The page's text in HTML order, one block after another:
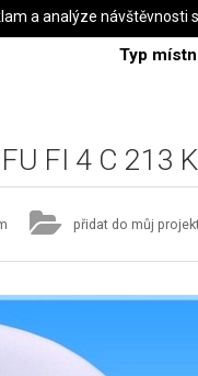
Typ
FI 4 C 213
přidat do můj
a analýze